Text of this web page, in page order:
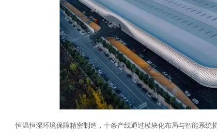
恒温恒湿环境保障精密制造，十条产线通过模块化布局与智能系